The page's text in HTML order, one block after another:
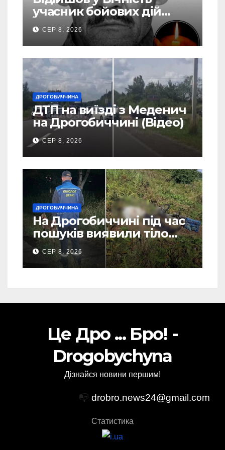
учасник бойових дій
Василь Іваникович зі
Станилі
СЕР 8, 2026
ДРОГОБИЧЧИНА
ДТП на виїзді з Меденич
на Дрогобиччині (Відео)
СЕР 8, 2026
ДРОГОБИЧЧИНА
На Дрогобиччині під час
пошуків виявили тіло
зниклого чоловіка (Фото)
СЕР 8, 2026
Це Дро ... Бро! -
Drogobychyna
Дізнайся новини першим!
📭 drobro.news24@gmail.com
Статистика